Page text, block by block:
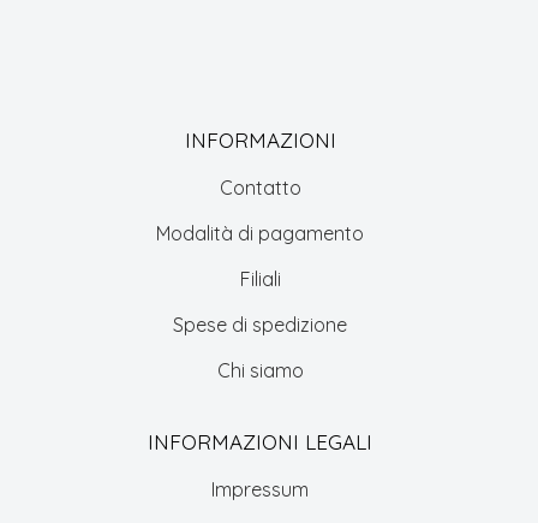
INFORMAZIONI
Contatto
Modalità di pagamento
Filiali
Spese di spedizione
Chi siamo
INFORMAZIONI LEGALI
Impressum